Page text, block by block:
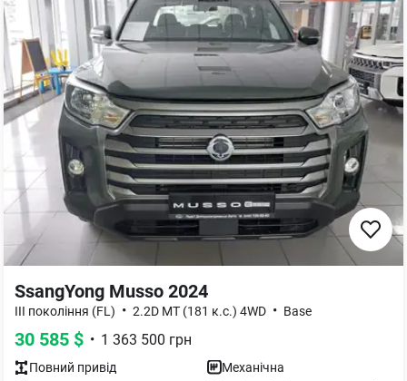
SsangYong Musso 2024
III покоління (FL) • 2.2D MT (181 к.с.) 4WD • Base
30 585 $ • 1 363 500 грн
Повний привід
Механічна